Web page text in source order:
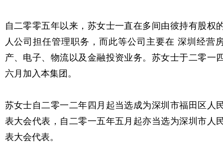
自二零零五年以来，苏女士一直在多间由彼持有股权
人公司担任管理职务，而此等公司主要在 深圳经营
产、电子、物流以及金融投资业务。苏女士于二零一
六月加入本集团。
苏女士自二零一二年四月起当选成为深圳市福田区人
表大会代表，自二零一五年五月起亦当选为深圳市人
表大会代表。